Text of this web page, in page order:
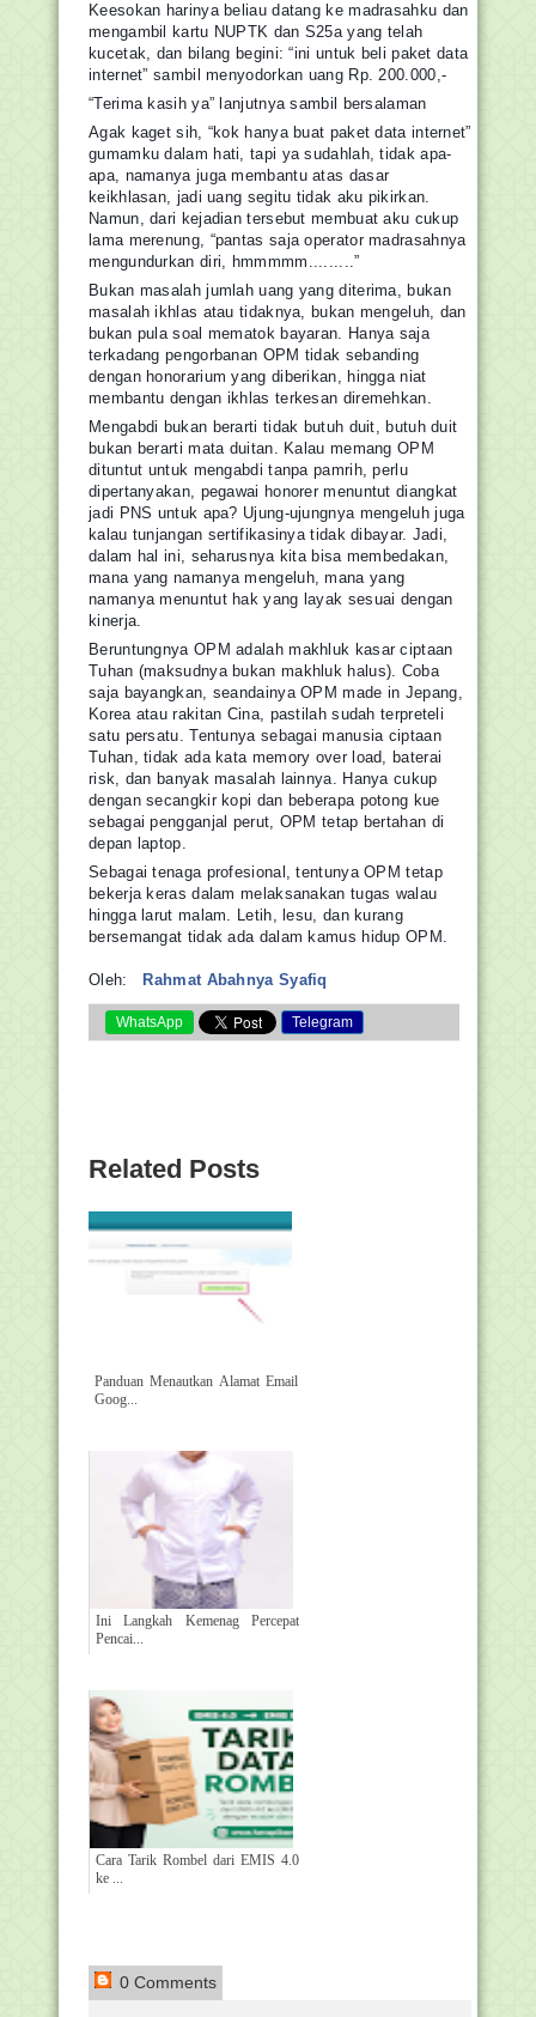
Keesokan harinya beliau datang ke madrasahku dan
mengambil kartu NUPTK dan S25a yang telah
kucetak, dan bilang begini: “ini untuk beli paket data
internet” sambil menyodorkan uang Rp. 200.000,-
“Terima kasih ya” lanjutnya sambil bersalaman
Agak kaget sih, “kok hanya buat paket data internet”
gumamku dalam hati, tapi ya sudahlah, tidak apa-
apa, namanya juga membantu atas dasar
keikhlasan, jadi uang segitu tidak aku pikirkan.
Namun, dari kejadian tersebut membuat aku cukup
lama merenung, “pantas saja operator madrasahnya
mengundurkan diri, hmmmmm.........”
Bukan masalah jumlah uang yang diterima, bukan
masalah ikhlas atau tidaknya, bukan mengeluh, dan
bukan pula soal mematok bayaran. Hanya saja
terkadang pengorbanan OPM tidak sebanding
dengan honorarium yang diberikan, hingga niat
membantu dengan ikhlas terkesan diremehkan.
Mengabdi bukan berarti tidak butuh duit, butuh duit
bukan berarti mata duitan. Kalau memang OPM
dituntut untuk mengabdi tanpa pamrih, perlu
dipertanyakan, pegawai honorer menuntut diangkat
jadi PNS untuk apa? Ujung-ujungnya mengeluh juga
kalau tunjangan sertifikasinya tidak dibayar. Jadi,
dalam hal ini, seharusnya kita bisa membedakan,
mana yang namanya mengeluh, mana yang
namanya menuntut hak yang layak sesuai dengan
kinerja.
Beruntungnya OPM adalah makhluk kasar ciptaan
Tuhan (maksudnya bukan makhluk halus). Coba
saja bayangkan, seandainya OPM made in Jepang,
Korea atau rakitan Cina, pastilah sudah terpreteli
satu persatu. Tentunya sebagai manusia ciptaan
Tuhan, tidak ada kata memory over load, baterai
risk, dan banyak masalah lainnya. Hanya cukup
dengan secangkir kopi dan beberapa potong kue
sebagai pengganjal perut, OPM tetap bertahan di
depan laptop.
Sebagai tenaga profesional, tentunya OPM tetap
bekerja keras dalam melaksanakan tugas walau
hingga larut malam. Letih, lesu, dan kurang
bersemangat tidak ada dalam kamus hidup OPM.
Oleh: Rahmat Abahnya Syafiq
WhatsApp Telegram
Related Posts
Panduan Menautkan Alamat Email
Goog...
Ini Langkah Kemenag Percepat
Pencai...
Cara Tarik Rombel dari EMIS 4.0
ke ...
0 Comments